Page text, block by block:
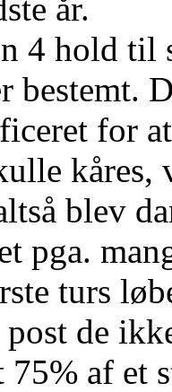
år.
4 hold til
bestemt.
for
kåres,
blev
pga.
turs
post de
af et